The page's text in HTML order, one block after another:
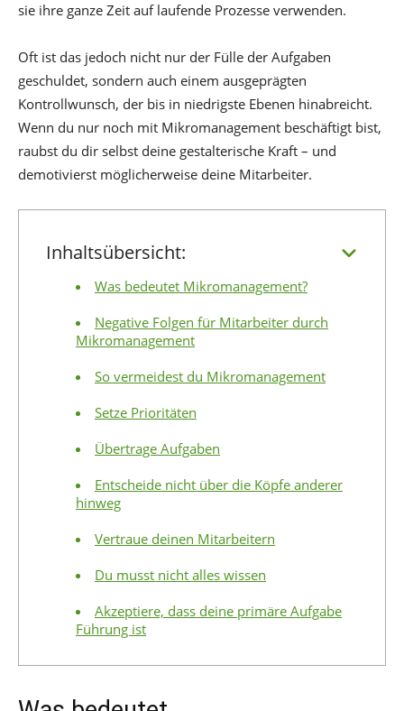
sie ihre ganze Zeit auf laufende Prozesse verwenden.
Oft ist das jedoch nicht nur der Fülle der Aufgaben
geschuldet, sondern auch einem ausgeprägten
Kontrollwunsch, der bis in niedrigste Ebenen hinabreicht.
Wenn du nur noch mit Mikromanagement beschäftigt bist,
raubst du dir selbst deine gestalterische Kraft – und
demotivierst möglicherweise deine Mitarbeiter.
Inhaltsübersicht:
Was bedeutet Mikromanagement?
Negative Folgen für Mitarbeiter durch
Mikromanagement
So vermeidest du Mikromanagement
Setze Prioritäten
Übertrage Aufgaben
Entscheide nicht über die Köpfe anderer
hinweg
Vertraue deinen Mitarbeitern
Du musst nicht alles wissen
Akzeptiere, dass deine primäre Aufgabe
Führung ist